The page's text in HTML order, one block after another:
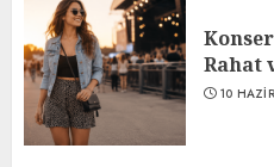
Rahat
10